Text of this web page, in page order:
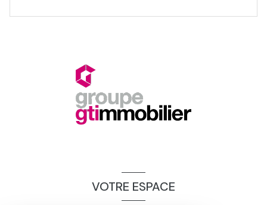
VOTRE ESPACE